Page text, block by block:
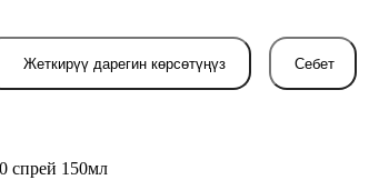
Жеткирүү дарегин көрсөтүңүз Себет
спрей 150мл